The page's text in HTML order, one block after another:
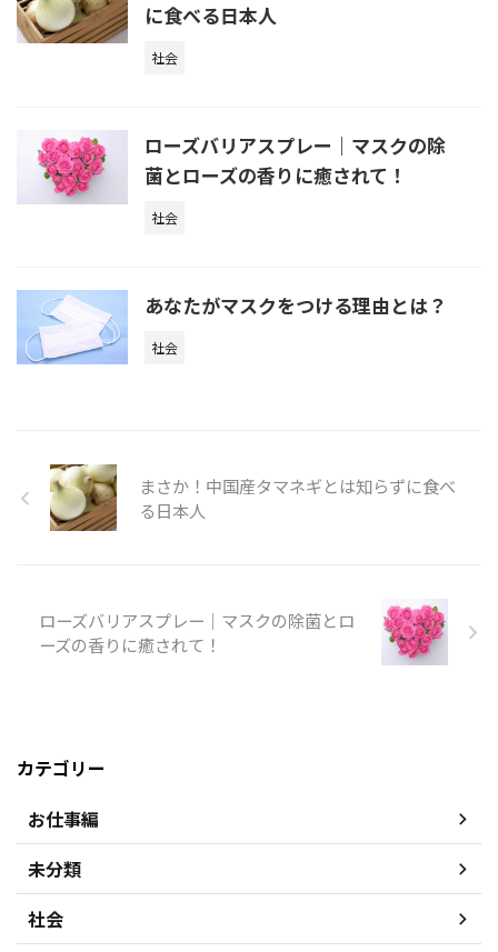
に食べる日本人
社会
ローズバリアスプレー｜マスクの除
菌とローズの香りに癒されて！
社会
あなたがマスクをつける理由とは？
社会
まさか！中国産タマネギとは知らずに食べ
る日本人
ローズバリアスプレー｜マスクの除菌とロ
ーズの香りに癒されて！
カテゴリー
お仕事編
未分類
社会